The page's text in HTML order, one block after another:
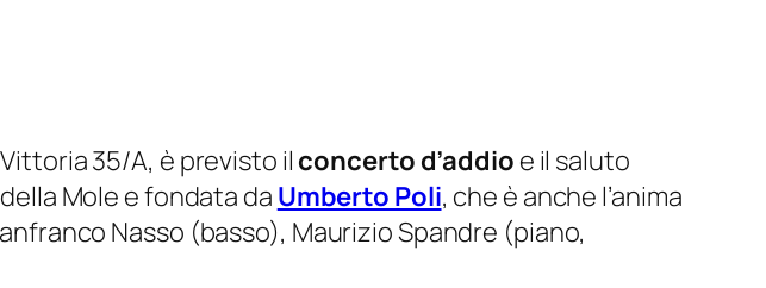
35/A, è previsto ilconcerto d’addio e il saluto
Mole e fondata da Umberto Poli, che è anche l’anima
Nasso (basso), Maurizio Spandre (piano,